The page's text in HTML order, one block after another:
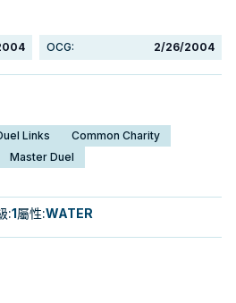
OCG: 2/26/2004
Links
Common Charity
Master Duel
:1屬性:WATER